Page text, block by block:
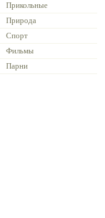
Прикольные
Природа
Спорт
Фильмы
Парни